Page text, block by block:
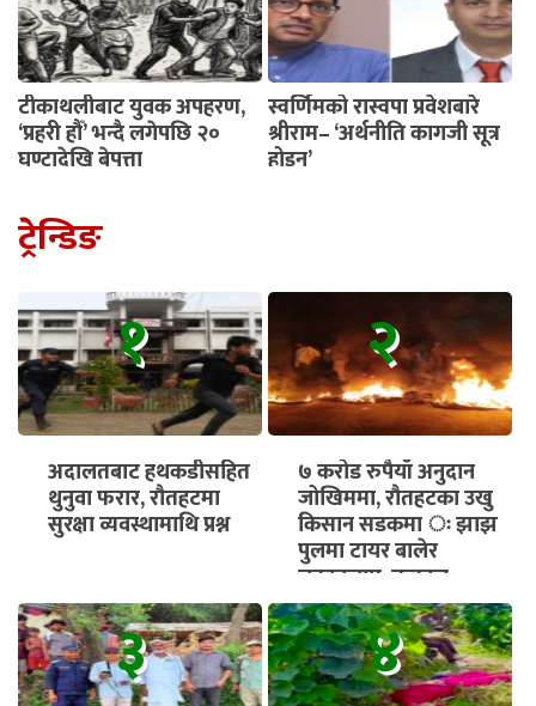
टीकाथलीबाट युवक अपहरण,
‘प्रहरी हौँ’ भन्दै लगेपछि २०
घण्टादेखि बेपत्ता
स्वर्णिमको रास्वपा प्रवेशबारे
श्रीराम– ‘अर्थनीति कागजी सूत्र
होइन’
ट्रेन्डिङ
१
अदालतबाट हथकडीसहित
थुनुवा फरार, रौतहटमा
सुरक्षा व्यवस्थामाथि प्रश्न
२
७ करोड रुपैयाँ अनुदान
जोखिममा, रौतहटका उखु
किसान सडकमा ः झाझ
पुलमा टायर बालेर
चक्काजाम, तत्काल
भुक्तानी सुनिश्चित गर्न माग
३ ४